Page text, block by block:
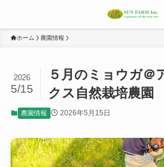
ホーム 農園情報
５月のミョウガ＠
クス自然栽培農園
2026
5/15
農園情報 2026年5月15日